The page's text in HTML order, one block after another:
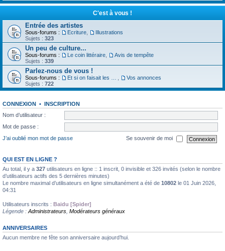
C'est à vous !
Entrée des artistes
Sous-forums : Ecriture
Illustrations
Sujets : 323
Un peu de culture...
Sous-forums : Le coin littéraire
Avis de tempête
Sujets : 339
Parlez-nous de vous !
Sous-forums :
Vos annonces
Sujets : 722
CONNEXION • INSCRIPTION
Nom d’utilisateur :
Mot de passe :
J’ai oublié mon mot de passe
Se souvenir de moi
QUI EST EN LIGNE ?
Au total, il y a 327 utilisateurs en ligne :: 1 inscrit, 0 invisible et 326 invités (selon le nombre
d’utilisateurs actifs des 5 dernières minutes)
Le nombre maximal d’utilisateurs en ligne simultanément a été de 10802 le 01 Juin 2026,
04:31
Utilisateurs inscrits : Baidu [Spider]
Légende : Administrateurs Modérateurs généraux
ANNIVERSAIRES
Aucun membre ne fête son anniversaire aujourd’hui.